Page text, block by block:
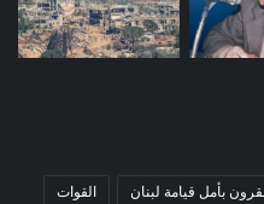
(91)
(26)
بأمل قيامة لبنان القوات